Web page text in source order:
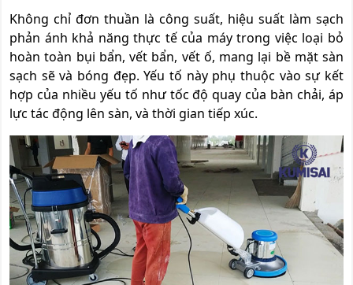
Không chỉ đơn thuần là công suất, hiệu suất làm sạch
phản ánh khả năng thực tế của máy trong việc loại bỏ
hoàn toàn bụi bẩn, vết bẩn, vết ố, mang lại bề mặt sàn
sạch sẽ và bóng đẹp. Yếu tố này phụ thuộc vào sự kết
hợp của nhiều yếu tố như tốc độ quay của bàn chải, áp
lực tác động lên sàn, và thời gian tiếp xúc.